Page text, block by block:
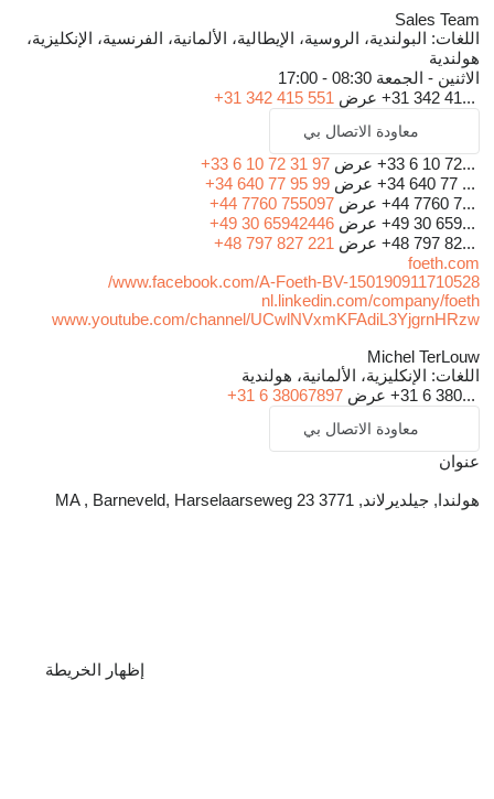
Sales Team
اللغات: البولندية، الروسية، الإيطالية، الألمانية، الفرنسية، الإنكليزية،
هولندية
الاثنين - الجمعة 08:30 - 17:00
+31 342 41... عرض +31 342 415 551
معاودة الاتصال بي
+33 6 10 72... عرض +33 6 10 72 31 97
+34 640 77 ... عرض +34 640 77 95 99
+44 7760 7... عرض +44 7760 755097
+49 30 659... عرض +49 30 65942446
+48 797 82... عرض +48 797 827 221
foeth.com
www.facebook.com/A-Foeth-BV-150190911710528/
nl.linkedin.com/company/foeth
www.youtube.com/channel/UCwlNVxmKFAdiL3YjgrnHRzw
Michel TerLouw
اللغات: الإنكليزية، الألمانية، هولندية
+31 6 380... عرض +31 6 38067897
معاودة الاتصال بي
عنوان
هولندا, جيلديرلاند, 3771 MA , Barneveld, Harselaarseweg 23
إظهار الخريطة